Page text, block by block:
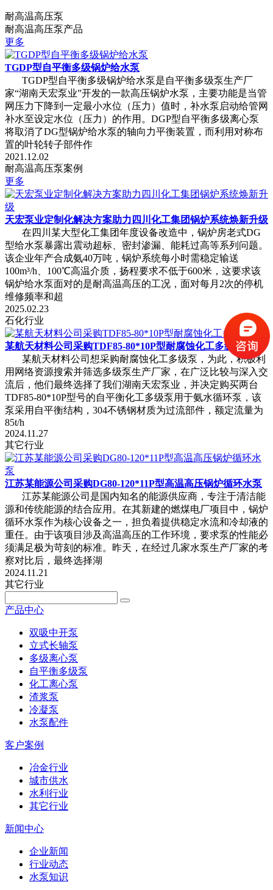
耐高温高压泵
耐高温高压泵产品
更多
TGDP型自平衡多级锅炉给水泵
TGDP型自平衡多级锅炉给水泵是自平衡多级泵生产厂
家“湖南天宏泵业”开发的一款高压锅炉水泵，主要功能是当管
网压力下降到一定最小水位（压力）值时，补水泵启动给管网
补水至设定水位（压力）的作用。DGP型自平衡多级离心泵
将取消了DG型锅炉给水泵的轴向力平衡装置，而利用对称布
置的叶轮转子部件作
2021.12.02
耐高温高压泵案例
更多
天宏泵业定制化解决方案助力四川化工集团锅炉系统焕新升级
在四川某大型化工集团年度设备改造中，锅炉房老式DG
型给水泵暴露出震动超标、密封渗漏、能耗过高等系列问题。
该企业年产合成氨40万吨，锅炉系统每小时需稳定输送
100m³/h、100℃高温介质，扬程要求不低于600米，这要求该
锅炉给水泵面对的是耐高温高压的工况，面对每月2次的停机
维修频率和超
2025.02.23
石化行业
某航天材料公司采购TDF85-80*10P型耐腐蚀化工多级泵
某航天材料公司想采购耐腐蚀化工多级泵，为此，积极利
用网络资源搜索并筛选多级泵生产厂家，在广泛比较与深入交
流后，他们最终选择了我们湖南天宏泵业，并决定购买两台
TDF85-80*10P型号的自平衡化工多级泵用于氨水循环泵，该
泵采用自平衡结构，304不锈钢材质为过流部件，额定流量为
85t/h
2024.11.27
其它行业
江苏某能源公司采购DG80-120*11P型高温高压锅炉循环水泵
江苏某能源公司是国内知名的能源供应商，专注于清洁能
源和传统能源的结合应用。在其新建的燃煤电厂项目中，锅炉
循环水泵作为核心设备之一，担负着提供稳定水流和冷却液的
重任。由于该项目涉及高温高压的工作环境，要求泵的性能必
须满足极为苛刻的标准。昨天，在经过几家水泵生产厂家的考
察对比后，最终选择湖
2024.11.21
其它行业
产品中心
双吸中开泵
立式长轴泵
多级离心泵
自平衡多级泵
化工离心泵
渣浆泵
冷凝泵
水泵配件
客户案例
冶金行业
城市供水
水利行业
其它行业
新闻中心
企业新闻
行业动态
水泵知识